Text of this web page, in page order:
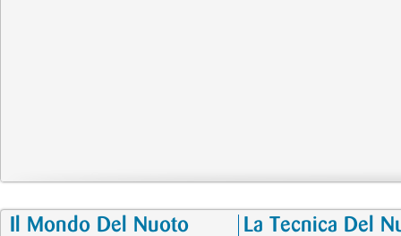
Il Mondo Del Nuoto La Tecnica Del